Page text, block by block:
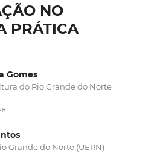
NO
PRÁTICA
Gomes
do Rio Grande do Norte
Grande do Norte (UERN)